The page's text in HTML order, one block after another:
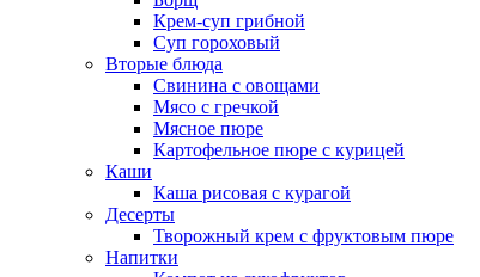
Крем-суп грибной
Суп гороховый
Вторые блюда
Свинина с овощами
Мясо с гречкой
Мясное пюре
Картофельное пюре с курицей
Каши
Каша рисовая с курагой
Десерты
Творожный крем с фруктовым пюре
Напитки